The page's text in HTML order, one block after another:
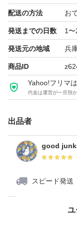
アイリスオーヤマ
0g 6個パック
ブランド：IRIS
配送の方法 お
発送までの日数 1
発送元の地域 兵
商品ID
Yahoo!フリマ
代金は運営が一旦預
出品者
good
スピード発送
ユ
価格の相